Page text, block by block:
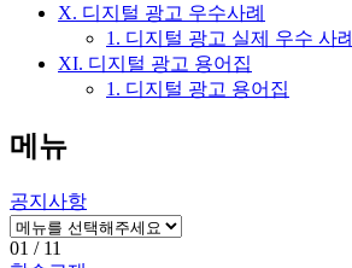
X. 디지털 광고 우수사례
1. 디지털 광고 실제 우수 사례
XI. 디지털 광고 용어집
1. 디지털 광고 용어집
메뉴
공지사항
01 / 11